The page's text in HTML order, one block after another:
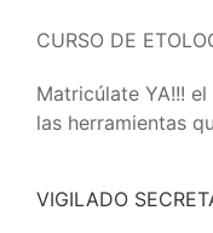
CURSO DE
Matricúlate YA!!!
las herramientas
VIGILADO